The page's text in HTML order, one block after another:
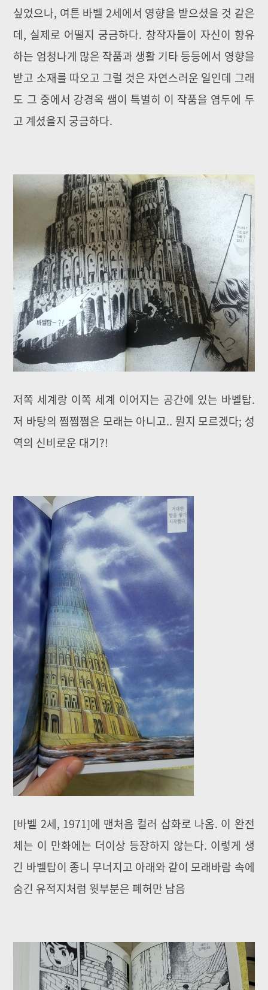
싶었으나, 여튼 바벨 2세에서 영향을 받으셨을 것 같은
데, 실제로 어떨지 궁금하다. 창작자들이 자신이 향유
하는 엄청나게 많은 작품과 생활 기타 등등에서 영향을
받고 소재를 따오고 그럴 것은 자연스러운 일인데 그래
도 그 중에서 강경옥 쌤이 특별히 이 작품을 염두에 두
고 계셨을지 궁금하다.
저쪽 세계랑 이쪽 세계 이어지는 공간에 있는 바벨탑.
저 바탕의 쩜쩜쩜은 모래는 아니고.. 뭔지 모르겠다; 성
역의 신비로운 대기?!
[바벨 2세, 1971]에 맨처음 컬러 삽화로 나옴. 이 완전
체는 이 만화에는 더이상 등장하지 않는다. 이렇게 생
긴 바벨탑이 종니 무너지고 아래와 같이 모래바람 속에
숨긴 유적지처럼 윗부분은 폐허만 남음